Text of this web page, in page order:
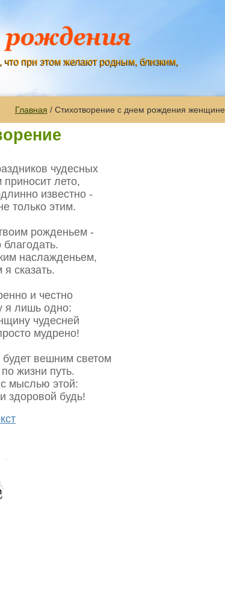
при этом желают родным, близким,
Главная / Стихотворение с днем рождения женщине
чудесных
лето,
известно -
только этим.
рожденьем -
благодать.
наслажденьем,
сказать.
и честно
я лишь одно:
чудесней
мудрено!
будет вешним светом
жизни путь.
мыслью этой:
здоровой будь!